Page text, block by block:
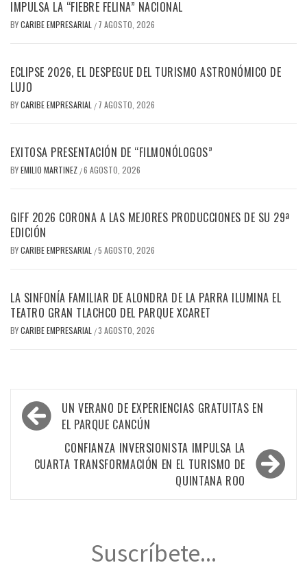
IMPULSA LA “FIEBRE FELINA” NACIONAL
BYCARIBE EMPRESARIAL / 7 AGOSTO, 2026
ECLIPSE 2026, EL DESPEGUE DEL TURISMO ASTRONÓMICO DE
LUJO
BYCARIBE EMPRESARIAL / 7 AGOSTO, 2026
EXITOSA PRESENTACIÓN DE “FILMONÓLOGOS”
BYEMILIO MARTINEZ /6 AGOSTO, 2026
GIFF 2026 CORONA A LAS MEJORES PRODUCCIONES DE SU 29ª
EDICIÓN
BYCARIBE EMPRESARIAL /5 AGOSTO, 2026
LA SINFONÍA FAMILIAR DE ALONDRA DE LA PARRA ILUMINA EL
TEATRO GRAN TLACHCO DEL PARQUE XCARET
BYCARIBE EMPRESARIAL /3 AGOSTO, 2026
Navegación
de
entradas
UN VERANO DE EXPERIENCIAS GRATUITAS EN
EL PARQUE CANCÚN
CONFIANZA INVERSIONISTA IMPULSA LA
CUARTA TRANSFORMACIÓN EN EL TURISMO DE
QUINTANA ROO
Suscríbete...